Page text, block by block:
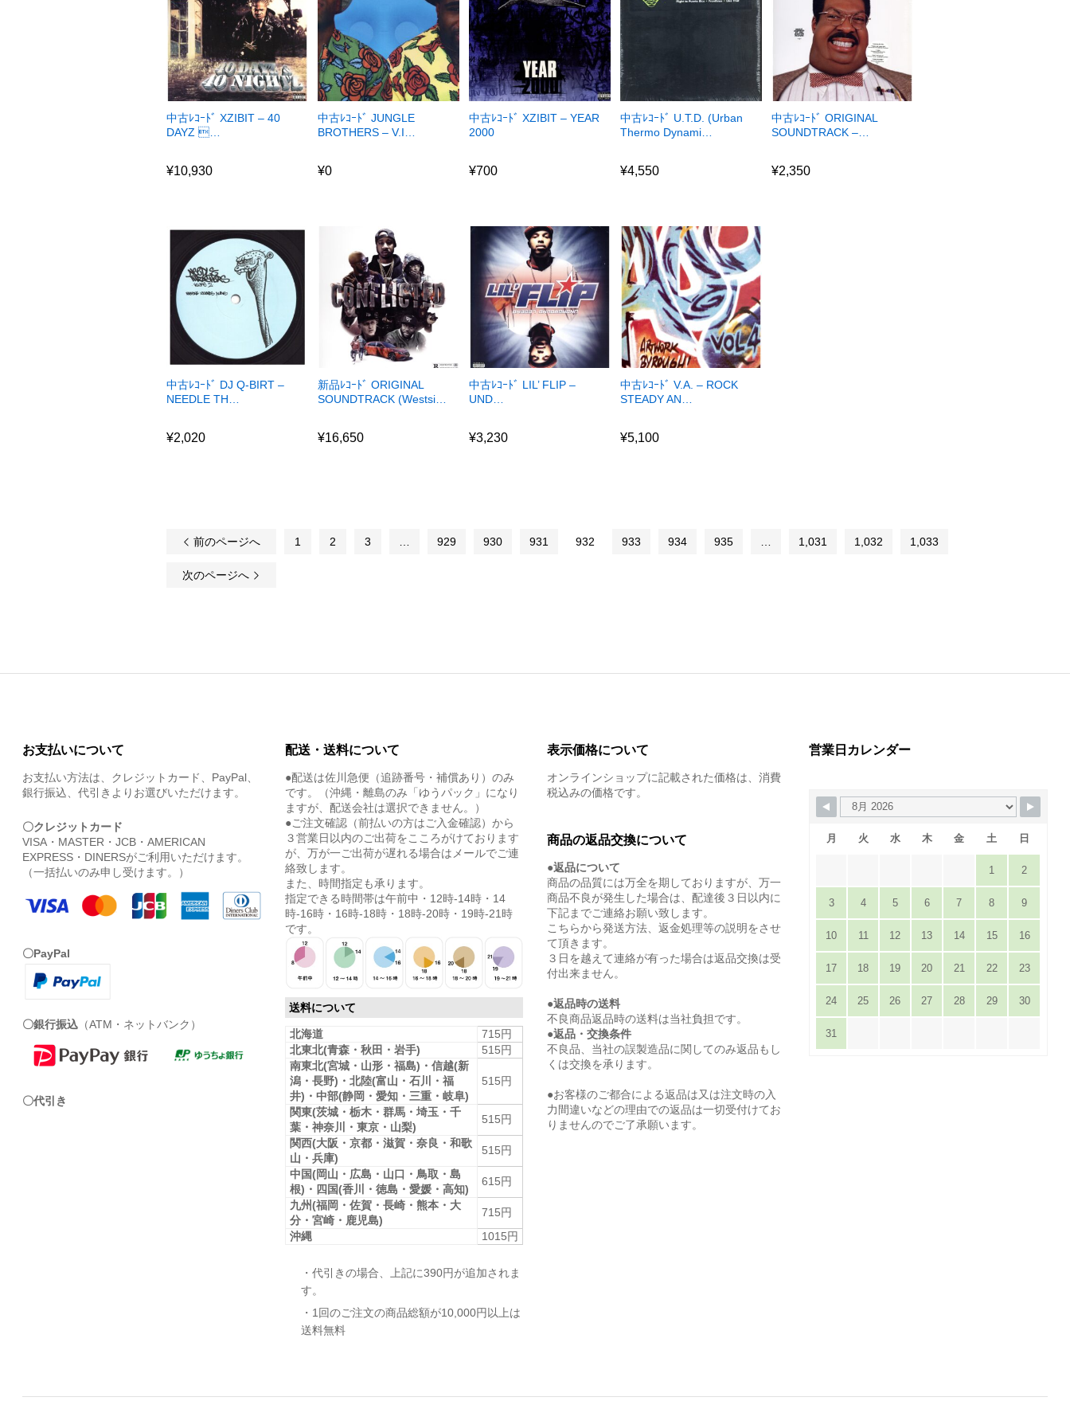
中古ﾚｺｰﾄﾞ XZIBIT – 40
DAYZ …
¥10,930
中古ﾚｺｰﾄﾞ JUNGLE
BROTHERS – V.I…
¥0
中古ﾚｺｰﾄﾞ XZIBIT – YEAR
2000
¥700
中古ﾚｺｰﾄﾞ U.T.D. (Urban
Thermo Dynami…
¥4,550
中古ﾚｺｰﾄﾞ ORIGINAL
SOUNDTRACK –…
¥2,350
中古ﾚｺｰﾄﾞ DJ Q-BIRT –
NEEDLE TH…
¥2,020
新品ﾚｺｰﾄﾞ ORIGINAL
SOUNDTRACK (Westsi…
¥16,650
中古ﾚｺｰﾄﾞ LIL’ FLIP –
UND…
¥3,230
中古ﾚｺｰﾄﾞ V.A. – ROCK
STEADY AN…
¥5,100
前のページへ 1 2 3 929 930 931 932 933 934 935 1,031 1,032 1,033
次のページへ
お支払いについて
お支払い方法は、クレジットカード、PayPal、
銀行振込、代引きよりお選びいただけます。
〇クレジットカード
VISA・MASTER・JCB・AMERICAN
EXPRESS・DINERSがご利用いただけます。
（一括払いのみ申し受けます。）
〇PayPal
〇銀行振込 （ATM・ネットバンク）
〇代引き
配送・送料について
●配送は佐川急便（追跡番号・補償あり）のみ
です。（沖縄・離島のみ「ゆうパック」になり
ますが、配送会社は選択できません。）
●ご注文確認（前払いの方はご入金確認）から
３営業日以内のご出荷をこころがけております
が、万が一ご出荷が遅れる場合はメールでご連
絡致します。
また、時間指定も承ります。
指定できる時間帯は午前中・12時-14時・14
時-16時・16時-18時・18時-20時・19時-21時
です。
送料について
北海道
715円
北東北(青森・秋田・岩手)
515円
南東北(宮城・山形・福島)・信越(新
潟・長野)・北陸(富山・石川・福
井)・中部(静岡・愛知・三重・岐阜)
515円
関東(茨城・栃木・群馬・埼玉・千
葉・神奈川・東京・山梨)
515円
関西(大阪・京都・滋賀・奈良・和歌
山・兵庫)
515円
中国(岡山・広島・山口・鳥取・島
根)・四国(香川・徳島・愛媛・高知)
615円
九州(福岡・佐賀・長崎・熊本・大
分・宮崎・鹿児島)
715円
沖縄
1015円
・代引きの場合、上記に390円が追加されま
す。
・1回のご注文の商品総額が10,000円以上は
送料無料
表示価格について
オンラインショップに記載された価格は、消費
税込みの価格です。
商品の返品交換について
●返品について
商品の品質には万全を期しておりますが、万一
商品不良が発生した場合は、配達後３日以内に
下記までご連絡お願い致します。
こちらから発送方法、返金処理等の説明をさせ
て頂きます。
３日を越えて連絡が有った場合は返品交換は受
付出来ません。
●返品時の送料
不良商品返品時の送料は当社負担です。
●返品・交換条件
不良品、当社の誤製造品に関してのみ返品もし
くは交換を承ります。
●お客様のご都合による返品は又は注文時の入
力間違いなどの理由での返品は一切受付けてお
りませんのでご了承願います。
営業日カレンダー
月 火 水 木 金 土 日
1 2
3 4 5 6 7 8 9
10 11 12 13 14 15 16
17 18 19 20 21 22 23
24 25 26 27 28 29 30
31